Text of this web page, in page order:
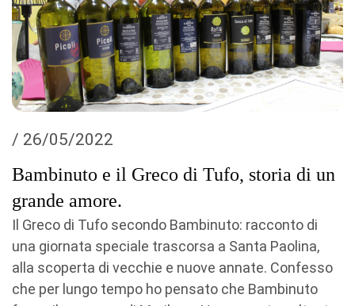
/ 26/05/2022
Bambinuto e il Greco di Tufo, storia di un
grande amore.
Il Greco di Tufo secondo Bambinuto: racconto di
una giornata speciale trascorsa a Santa Paolina,
alla scoperta di vecchie e nuove annate. Confesso
che per lungo tempo ho pensato che Bambinuto